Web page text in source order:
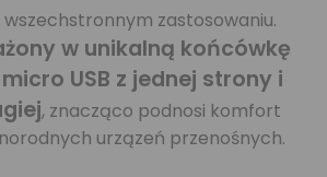
wszechstronnym zastosowaniu.
w unikalną końcówkę
USB z jednej strony i
, znacząco podnosi komfort
urzązeń przenośnych.